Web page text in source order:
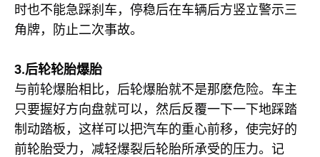
时也不能急踩刹车，停稳后在车辆后方竖立警示三
角牌，防止二次事故。
3.后轮轮胎爆胎
与前轮爆胎相比，后轮爆胎就不是那麽危险。车主
只要握好方向盘就可以，然后反覆一下一下地踩踏
制动踏板，这样可以把汽车的重心前移，使完好的
前轮胎受力，减轻爆裂后轮胎所承受的压力。记